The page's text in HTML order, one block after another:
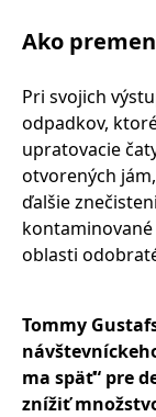
Ako
Pri svojich
odpadkov,
upratovacie
otvorených
ďalšie
oblasti
Tommy
ma späť“ pre
znížiť